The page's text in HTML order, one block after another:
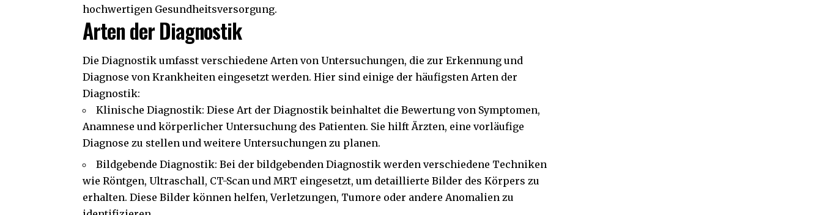
hochwertigen Gesundheitsversorgung.
Arten der Diagnostik
Die Diagnostik umfasst verschiedene Arten von Untersuchungen, die zur Erkennung und
Diagnose von Krankheiten eingesetzt werden. Hier sind einige der häufigsten Arten der
Diagnostik:
Klinische Diagnostik: Diese Art der Diagnostik beinhaltet die Bewertung von Symptomen,
Anamnese und körperlicher Untersuchung des Patienten. Sie hilft Ärzten, eine vorläufige
Diagnose zu stellen und weitere Untersuchungen zu planen.
Bildgebende Diagnostik: Bei der bildgebenden Diagnostik werden verschiedene Techniken
wie Röntgen, Ultraschall, CT-Scan und MRT eingesetzt, um detaillierte Bilder des Körpers zu
erhalten. Diese Bilder können helfen, Verletzungen, Tumore oder andere Anomalien zu